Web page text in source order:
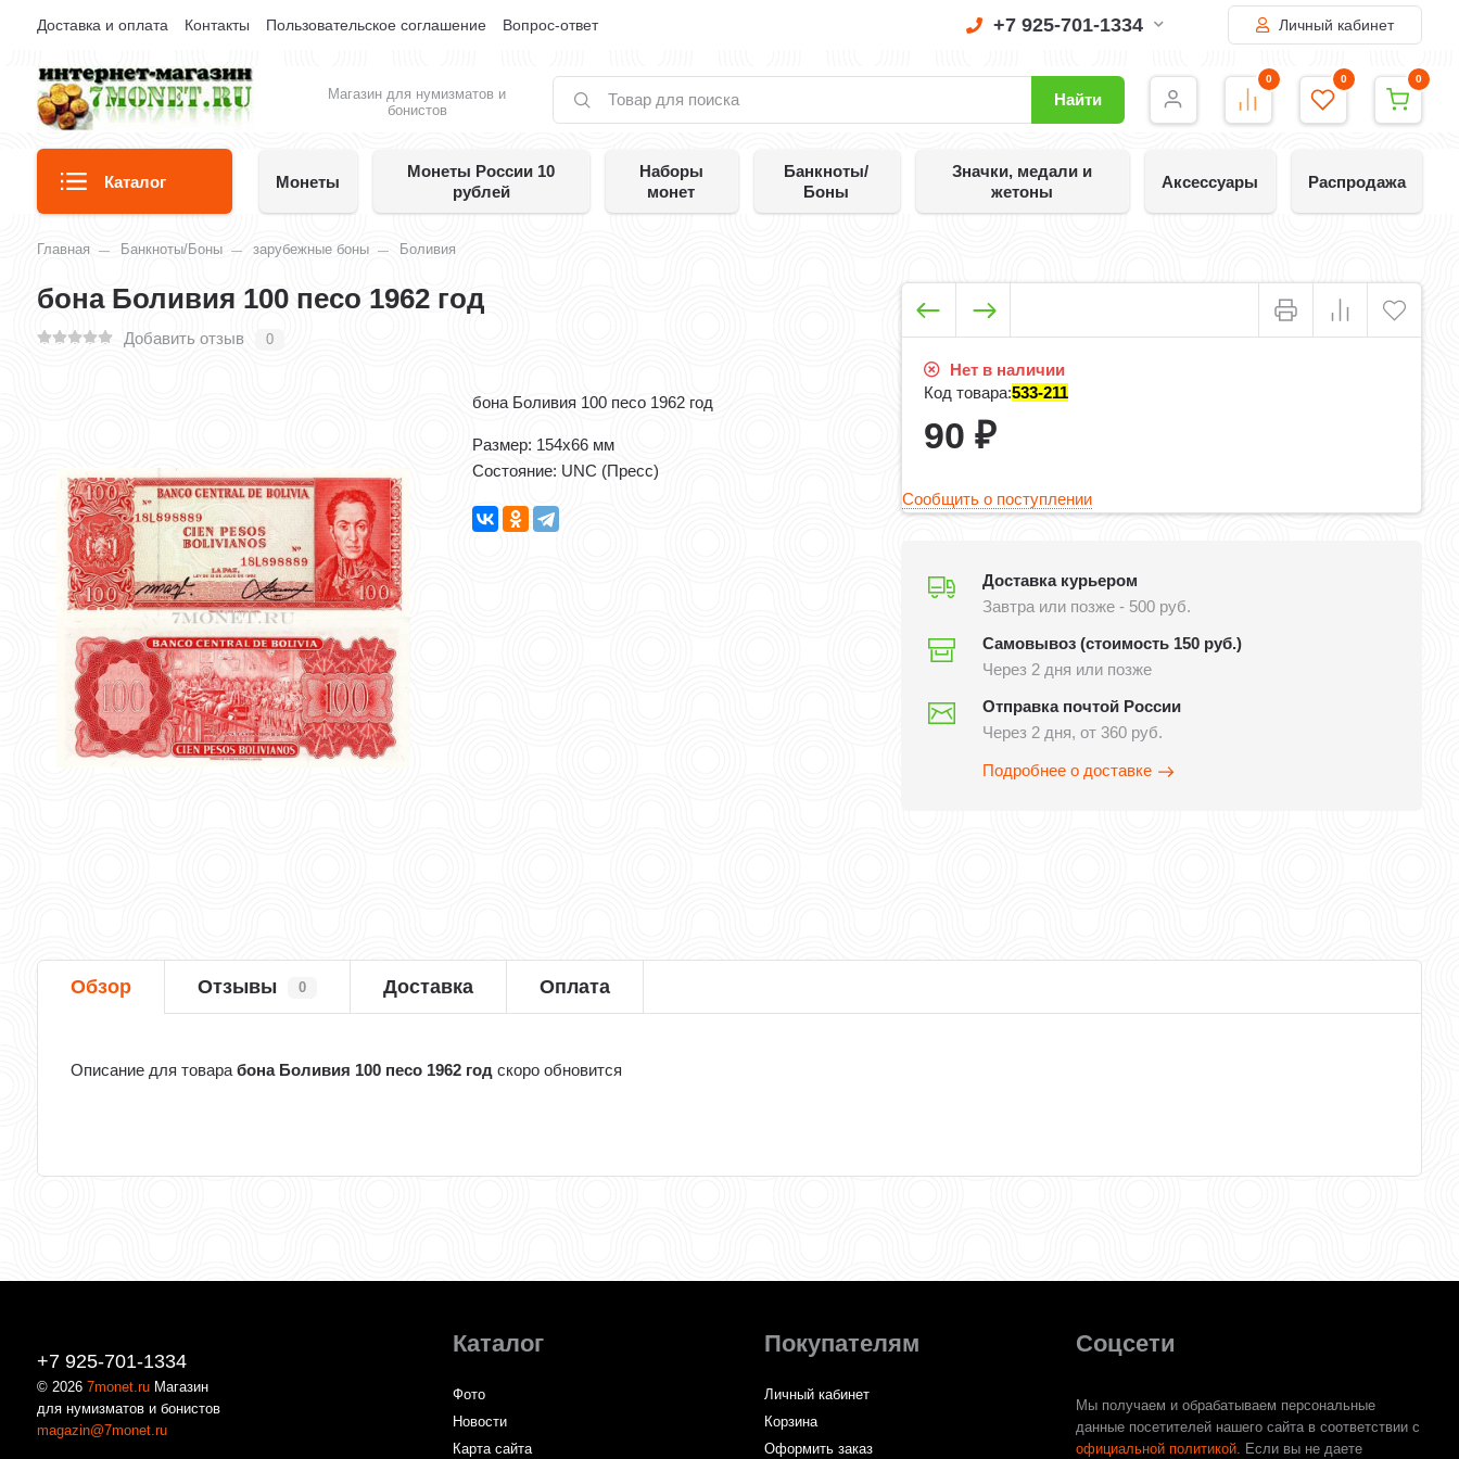
Доставка и оплата Контакты Пользовательское соглашение Вопрос-ответ +7 925-701-1334 Личный кабинет
Магазин для нумизматов и
бонистов
Найти
0 0 0
Каталог Монеты
Монеты России 10
рублей
Наборы
монет
Банкноты/
Боны
Значки, медали и
жетоны
Аксессуары Распродажа
Главная Банкноты/Боны зарубежные боны Боливия
бона Боливия 100 песо 1962 год
Добавить отзыв 0
бона Боливия 100 песо 1962 год
Размер: 154x66 мм
Состояние: UNC (Пресс)
Нет в наличии
Код товара:533-211
90 ₽
Сообщить о поступлении
Доставка курьером
Завтра или позже - 500 руб.
Самовывоз (стоимость 150 руб.)
Через 2 дня или позже
Отправка почтой России
Через 2 дня, от 360 руб.
Подробнее о доставке
Обзор Отзывы 0 Доставка Оплата
Описание для товарабона Боливия 100 песо 1962 год скоро обновится
+7 925-701-1334
© 20267monet.ru Магазин
для нумизматов и бонистов
magazin@7monet.ru
Каталог
Фото
Новости
Карта сайта
Покупателям
Личный кабинет
Корзина
Оформить заказ
Соцсети
Мы получаем и обрабатываем персональные
данные посетителей нашего сайта в соответствии с
официальной политикой. Если вы не даете